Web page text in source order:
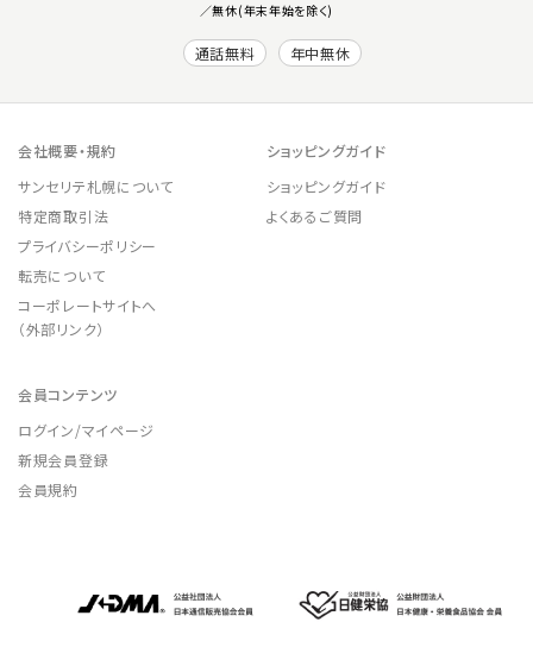
／無休(年末年始を除く)
通話無料 年中無休
会社概要・規約
サンセリテ札幌について
特定商取引法
プライバシーポリシー
転売について
コーポレートサイトへ
（外部リンク）
ショッピングガイド
ショッピングガイド
よくあるご質問
会員コンテンツ
ログイン/マイページ
新規会員登録
会員規約